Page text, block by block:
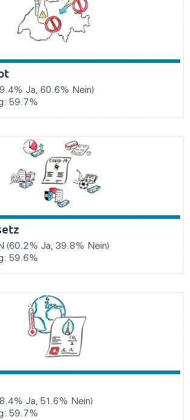
Ja, 60.6% Nein)
59.7%
(60.2% Ja, 39.8% Nein)
59.6%
Ja, 51.6% Nein)
59.7%